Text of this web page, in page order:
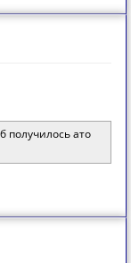
получилось ато